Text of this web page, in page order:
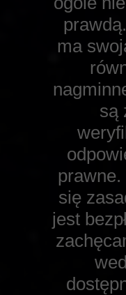
ma
są
się
jest